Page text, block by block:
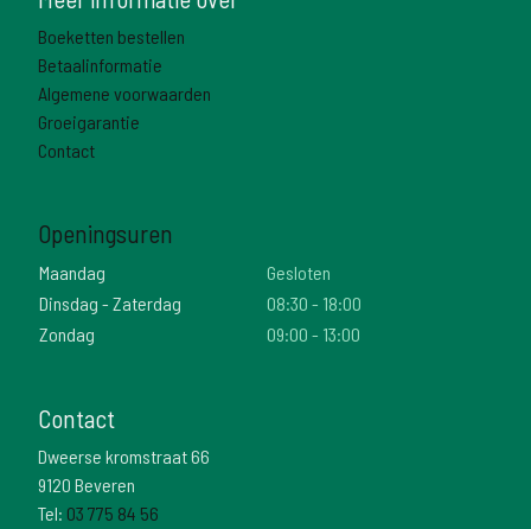
Boeketten bestellen
Betaalinformatie
Algemene voorwaarden
Groeigarantie
Contact
Openingsuren
Maandag
Gesloten
Dinsdag - Zaterdag
08:30 - 18:00
Zondag
09:00 - 13:00
Contact
Dweerse kromstraat 66
9120 Beveren
Tel: 03 775 84 56